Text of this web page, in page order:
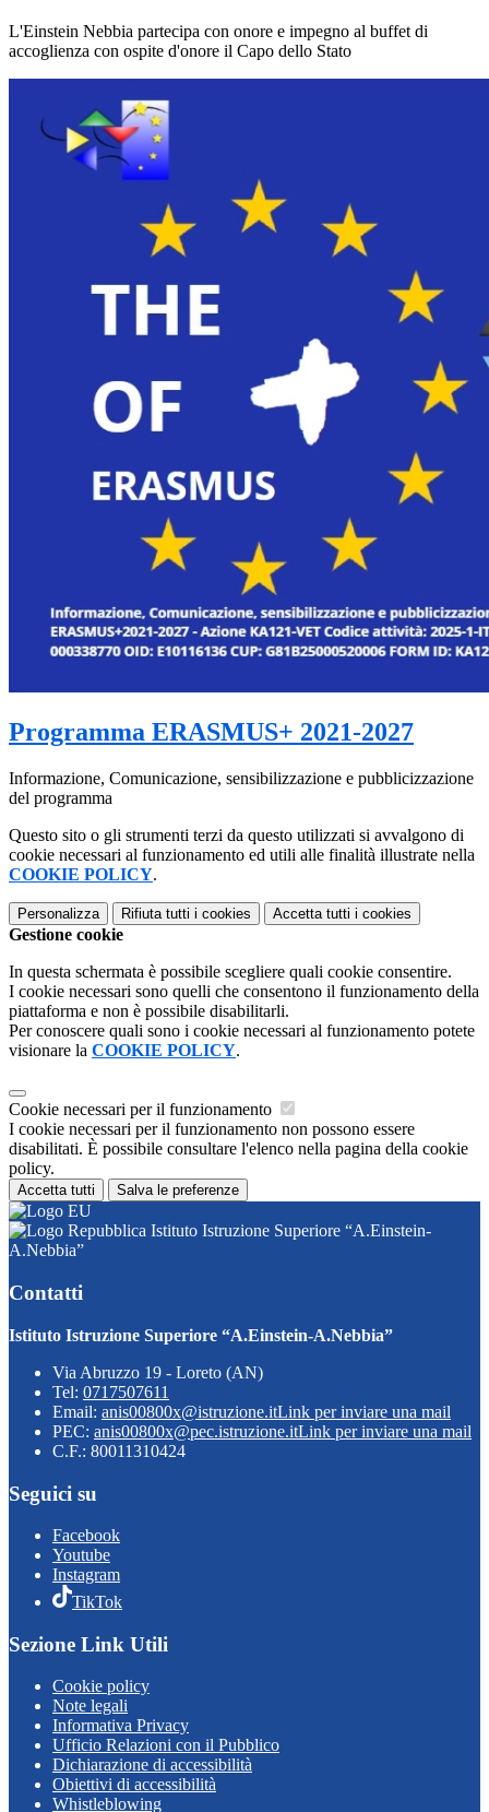
L'Einstein Nebbia partecipa con onore e impegno al buffet di
accoglienza con ospite d'onore il Capo dello Stato
Programma ERASMUS+ 2021-2027
Informazione, Comunicazione, sensibilizzazione e pubblicizzazione
del programma
Questo sito o gli strumenti terzi da questo utilizzati si avvalgono di
cookie necessari al funzionamento ed utili alle finalità illustrate nella
COOKIE POLICY.
Personalizza Rifiuta tutti i cookies Accetta tutti i cookies
Gestione cookie
In questa schermata è possibile scegliere quali cookie consentire.
I cookie necessari sono quelli che consentono il funzionamento della
piattaforma e non è possibile disabilitarli.
Per conoscere quali sono i cookie necessari al funzionamento potete
visionare la COOKIE POLICY.
Cookie necessari per il funzionamento
I cookie necessari per il funzionamento non possono essere
disabilitati. È possibile consultare l'elenco nella pagina della cookie
policy.
Accetta tutti Salva le preferenze
Istituto Istruzione Superiore “A.Einstein-
A.Nebbia”
Contatti
Istituto Istruzione Superiore “A.Einstein-A.Nebbia”
Via Abruzzo 19 - Loreto (AN)
Tel: 0717507611
Email: anis00800x@istruzione.itLink per inviare una mail
PEC: anis00800x@pec.istruzione.itLink per inviare una mail
C.F.: 80011310424
Seguici su
Facebook
Youtube
Instagram
TikTok
Sezione Link Utili
Cookie policy
Note legali
Informativa Privacy
Ufficio Relazioni con il Pubblico
Dichiarazione di accessibilità
Obiettivi di accessibilità
Whistleblowing